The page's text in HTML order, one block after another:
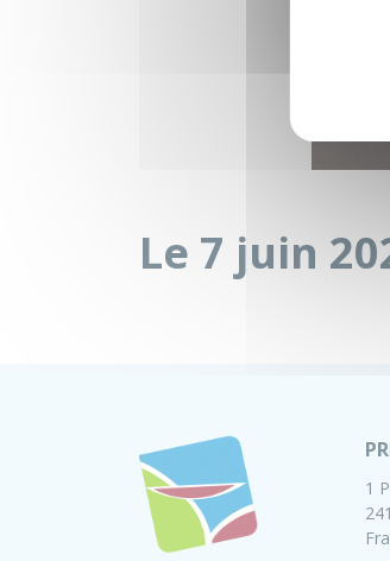
Le 7 juin
1